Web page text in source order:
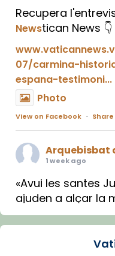
Recupera
Newstican News 👇
07/carmina-
espana-testimoni...
Photo
View on Facebook · Share
Arquebisbat
1 week ago
«Avui les santes
ajuden a alçar la
Mons. Sergi
Santes de Mataró.